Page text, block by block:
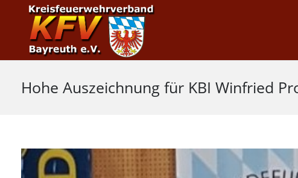
Hohe Auszeichnung für KBI Winfried